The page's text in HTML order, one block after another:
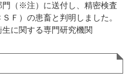
（※注）に送付し、精密検査
Ｆ）の患畜と判明しました。
に関する専門研究機関